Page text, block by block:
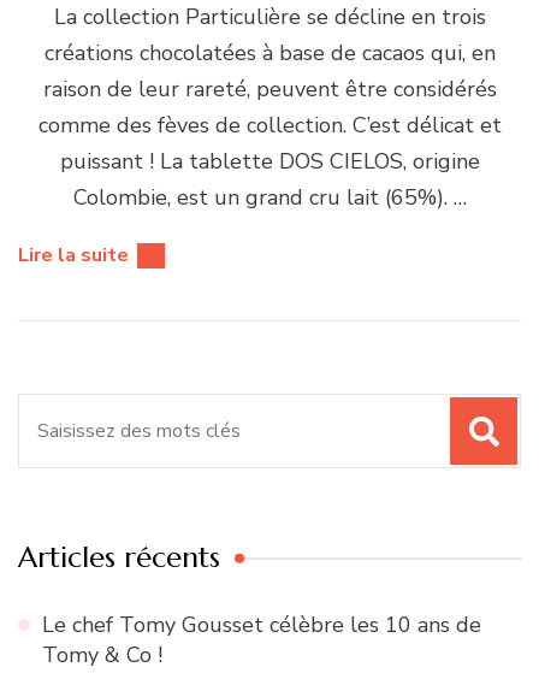
La collection Particulière se décline en trois
créations chocolatées à base de cacaos qui, en
raison de leur rareté, peuvent être considérés
comme des fèves de collection. C’est délicat et
puissant ! La tablette DOS CIELOS, origine
Colombie, est un grand cru lait (65%). …
Lire la suite
Articles récents
Le chef Tomy Gousset célèbre les 10 ans de
Tomy & Co !